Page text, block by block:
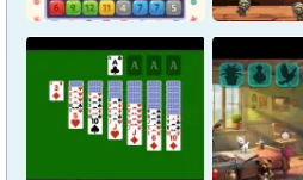
Petrified Prince